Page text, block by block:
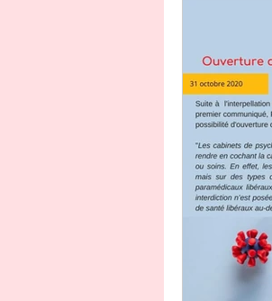
Mes
Amour dans